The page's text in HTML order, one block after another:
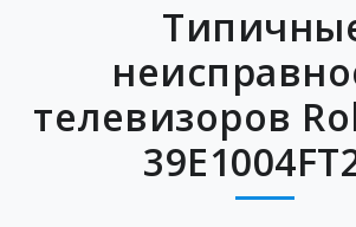
телевизоров